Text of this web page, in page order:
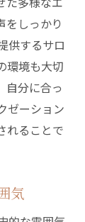
影響
ひとと
間
テ体験
をしっかり
供するサロ
環境も大切
自分に合っ
ゼーション
れることで
気